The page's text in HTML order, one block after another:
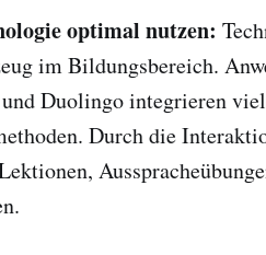
optimal nutzen:
im Bildungsbereich.
Duolingo integrieren
Durch die